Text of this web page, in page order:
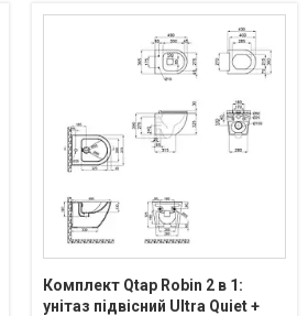
Комплект Qtap Robin 2 в 1:
унітаз підвісний Ultra Quiet +